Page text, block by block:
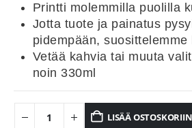
Printti molemmilla puolilla
Jotta tuote ja painatus
pidempään, suosittelemme
Vetää kahvia tai muuta
noin 330ml
LISÄÄ OSTOSKORIIN